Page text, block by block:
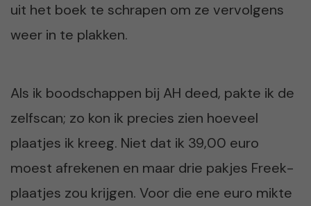
uit het boek te schrapen om ze vervolgens
weer in te plakken.
Als ik boodschappen bij AH deed, pakte ik de
zelfscan; zo kon ik precies zien hoeveel
plaatjes ik kreeg. Niet dat ik 39,00 euro
moest afrekenen en maar drie pakjes Freek-
plaatjes zou krijgen. Voor die ene euro mikte